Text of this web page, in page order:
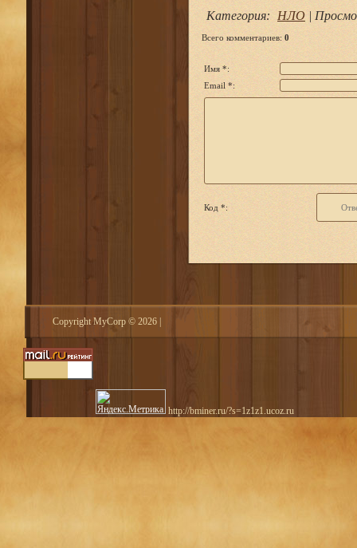
Категория: НЛО |
Всего комментариев: 0
Имя *:
Email *:
Код *:
Copyright MyCorp © 2026
http://bminer.ru/?s=1z1z1.ucoz.ru